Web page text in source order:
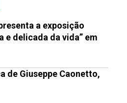
a exposição
e delicada da vida” em
de Giuseppe Caonetto,